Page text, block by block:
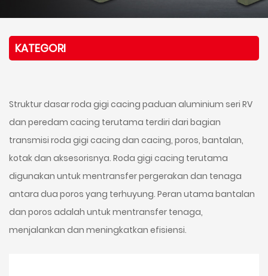
KATEGORI
Struktur dasar roda gigi cacing paduan aluminium seri RV
dan peredam cacing terutama terdiri dari bagian
transmisi roda gigi cacing dan cacing, poros, bantalan,
kotak dan aksesorisnya. Roda gigi cacing terutama
digunakan untuk mentransfer pergerakan dan tenaga
antara dua poros yang terhuyung. Peran utama bantalan
dan poros adalah untuk mentransfer tenaga,
menjalankan dan meningkatkan efisiensi.